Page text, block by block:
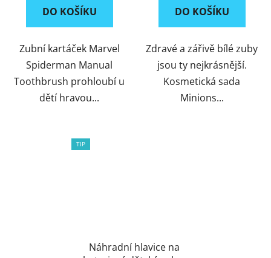
DO KOŠÍKU
Zubní kartáček Marvel
Spiderman Manual
Toothbrush prohloubí u
dětí hravou...
DO KOŠÍKU
Zdravé a zářivě bílé zuby
jsou ty nejkrásnější.
Kosmetická sada
Minions...
TIP
Náhradní hlavice na